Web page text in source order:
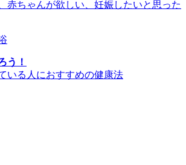
赤ちゃんが欲しい、妊娠したいと思った
う！
いる人におすすめの健康法